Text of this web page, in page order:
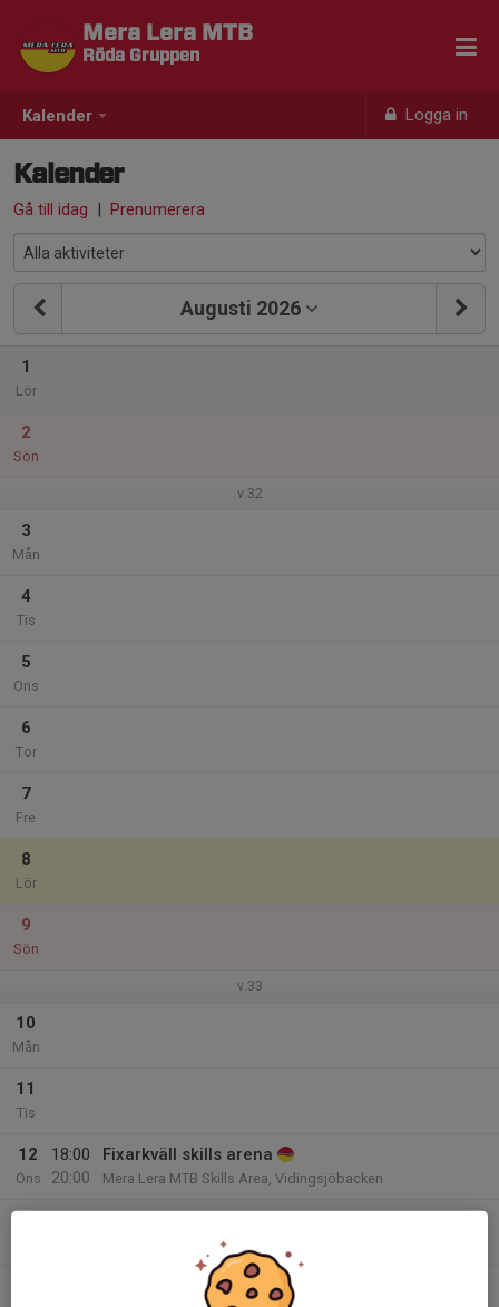
Kalender Logga in
Mera Lera MTB
Röda Gruppen
Kalender
Gå till idag | Prenumerera
Augusti 2026
1
Lör
2
Sön
v.32
3
Mån
4
Tis
5
Ons
6
Tor
7
Fre
8
Lör
9
Sön
v.33
10
Mån
11
Tis
12
Ons
18:00
20:00
Fixarkväll skills arena
Mera Lera MTB Skills Area, Vidingsjöbacken